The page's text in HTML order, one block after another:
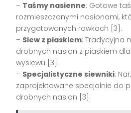
– Taśmy nasienne: Gotowe
rozmieszczonymi nasionami,
przygotowanych rowkach [3].
– Siew z piaskiem: Tradycyjna
drobnych nasion z piaskiem
wysiewu [3].
– Specjalistyczne siewniki:
zaprojektowane specjalnie do
drobnych nasion [3].